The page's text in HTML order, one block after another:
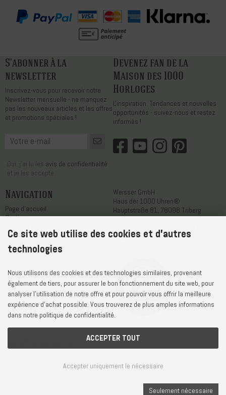
S'abonner à la
newsletter
Inscrivez-vous pour recevoir notre
Newsletter mensuelle - ne manquez
pas les nouveaux articles et les offres
et promotions spéciales !
Oui, j'ai lu les avis de confidentialité
et je les accepte.
Devenez fan de la
Maison des 1000
Horloges
L'inspiration. Tendances et nouvelles
opportunités - suivez-nous et restez
informés !
Navigation
Page d'accueil
Boutique
Service après-vente
Contact
Déclaration relative à l'accessibilité
Weisser GmbH
Haus der 1000 Uhren®
Hauptstraße 81, 78098 Triberg
Téléphone
+49 7722 / 9630-0
WhatsApp +49 7722 / 9630-0
CGV et droit de rétractation
Paramètres des cookies
Ce site web utilise des cookies et d'autres
technologies
Nous utilisons des cookies et des technologies similaires, provenant
également de tiers, pour assurer le bon fonctionnement du site web, pour
analyser l'utilisation de notre offre et pour pouvoir vous offrir la meilleure
expérience d'achat possible. Vous trouverez de plus amples informations
dans notre politique de confidentialité.
ACCEPTER TOUT
Accepter uniquement le nécessaire
Seulement nécessaire